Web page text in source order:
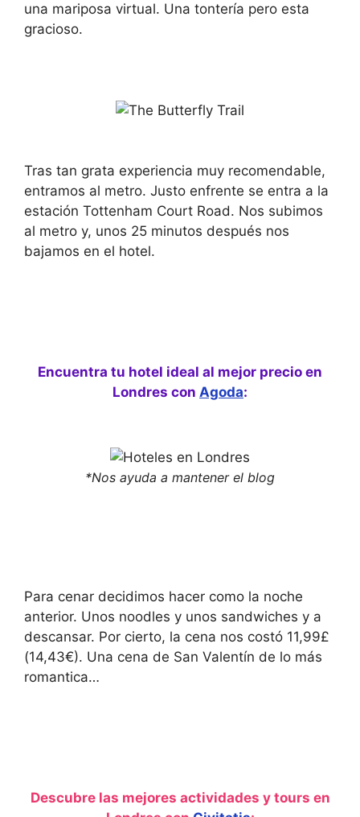
una mariposa virtual. Una tontería pero esta
gracioso.
Tras tan grata experiencia muy recomendable,
entramos al metro. Justo enfrente se entra a la
estación Tottenham Court Road. Nos subimos
al metro y, unos 25 minutos después nos
bajamos en el hotel.
Encuentra tu hotel ideal al mejor precio en
Londres con Agoda:
*Nos ayuda a mantener el blog
Para cenar decidimos hacer como la noche
anterior. Unos noodles y unos sandwiches y a
descansar. Por cierto, la cena nos costó 11,99£
(14,43€). Una cena de San Valentín de lo más
romantica…
Descubre las mejores actividades y tours en